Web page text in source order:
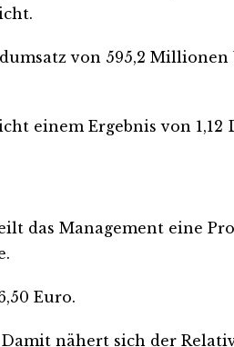
von 595,2
einem Ergebnis von 1,12
das Management eine
Euro.
nähert sich der